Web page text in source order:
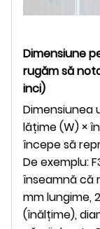
Dimensiune
rugăm să
inci)
Dimensiunea
lățime (W) ×
începe să
De exemplu:
înseamnă că
mm lungime,
(înălțime),